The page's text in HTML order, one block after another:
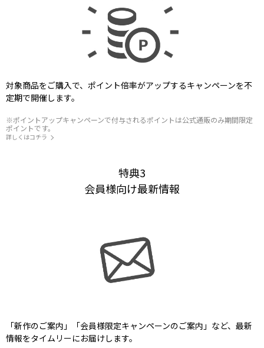
対象商品をご購入で、ポイント倍率がアップするキャンペーンを不
定期で開催します。
※ポイントアップキャンペーンで付与されるポイントは公式通販のみ期間限定
ポイントです。
詳しくはコチラ
特典3
会員様向け最新情報
「新作のご案内」「会員様限定キャンペーンのご案内」など、最新
情報をタイムリーにお届けします。